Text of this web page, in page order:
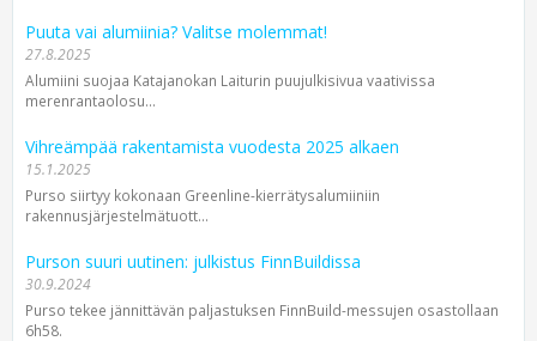
Puuta vai alumiinia? Valitse molemmat!
27.8.2025
Alumiini suojaa Katajanokan Laiturin puujulkisivua vaativissa
merenrantaolosu...
Vihreämpää rakentamista vuodesta 2025 alkaen
15.1.2025
Purso siirtyy kokonaan Greenline-kierrätysalumiiniin
rakennusjärjestelmätuott...
Purson suuri uutinen: julkistus FinnBuildissa
30.9.2024
Purso tekee jännittävän paljastuksen FinnBuild-messujen osastollaan
6h58.